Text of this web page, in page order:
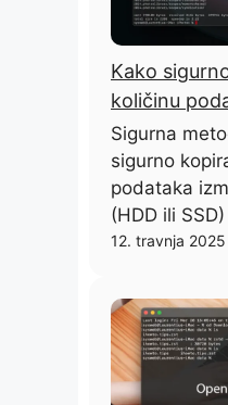
Kako
količinu
Sigurna
sigurno
podataka
(HDD ili
12. travnja 2025